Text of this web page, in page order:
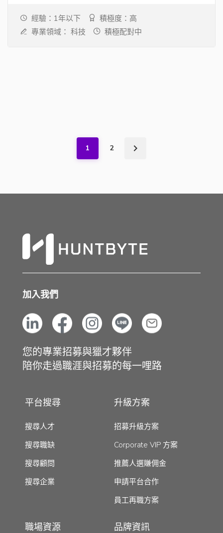
經驗：1年以下
積極度：高
專業領域： 科技 積極配對中
1 2
加入我們
您的專業招募與獵才夥伴
陪你走過職涯與招募的每一哩路
平台搜尋
搜尋人才
搜尋職缺
搜尋顧問
搜尋企業
升級方案
招募升級方案
Corporate VIP 方案
推薦人選賺佣金
申請平台合作
員工再職方案
職場資源 品牌資訊